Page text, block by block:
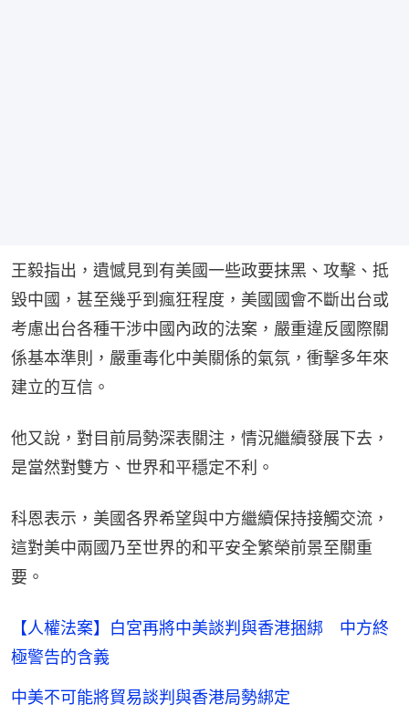
王毅指出，遺憾見到有美國一些政要抹黑、攻擊、抵
毀中國，甚至幾乎到瘋狂程度，美國國會不斷出台或
考慮出台各種干涉中國內政的法案，嚴重違反國際關
係基本準則，嚴重毒化中美關係的氣氛，衝擊多年來
建立的互信。
他又說，對目前局勢深表關注，情況繼續發展下去，
是當然對雙方、世界和平穩定不利。
科恩表示，美國各界希望與中方繼續保持接觸交流，
這對美中兩國乃至世界的和平安全繁榮前景至關重
要。
【人權法案】白宮再將中美談判與香港捆綁 中方終
極警告的含義
中美不可能將貿易談判與香港局勢綁定